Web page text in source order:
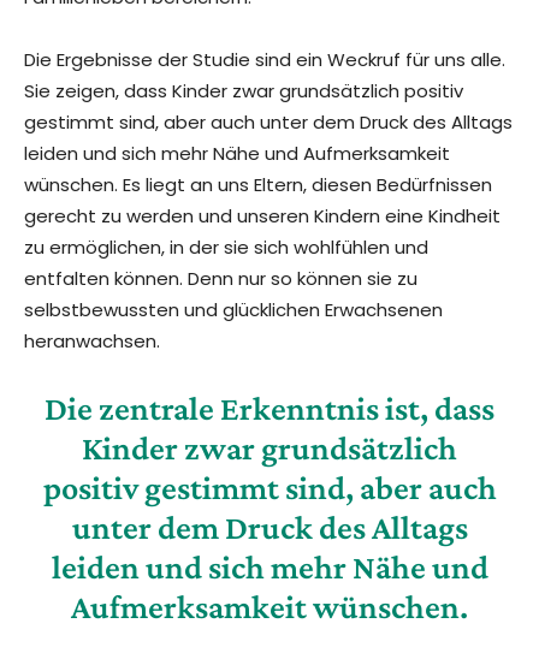
Die Ergebnisse der Studie sind ein Weckruf für uns alle.
Sie zeigen, dass Kinder zwar grundsätzlich positiv
gestimmt sind, aber auch unter dem Druck des Alltags
leiden und sich mehr Nähe und Aufmerksamkeit
wünschen. Es liegt an uns Eltern, diesen Bedürfnissen
gerecht zu werden und unseren Kindern eine Kindheit
zu ermöglichen, in der sie sich wohlfühlen und
entfalten können. Denn nur so können sie zu
selbstbewussten und glücklichen Erwachsenen
heranwachsen.
Die zentrale Erkenntnis ist, dass
Kinder zwar grundsätzlich
positiv gestimmt sind, aber auch
unter dem Druck des Alltags
leiden und sich mehr Nähe und
Aufmerksamkeit wünschen.